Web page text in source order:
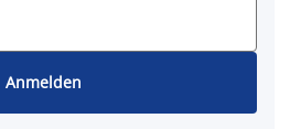
Anmelden